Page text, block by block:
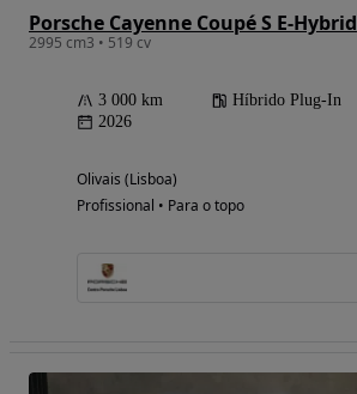
Porsche Cayenne Coupé S E-Hybrid
2995 cm3 • 519 cv
3 000 km Híbrido Plug-In
2026
Olivais (Lisboa)
Profissional • Para o topo